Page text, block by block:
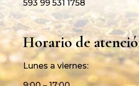
593 99 531 1758
Horario de
Lunes a viernes: